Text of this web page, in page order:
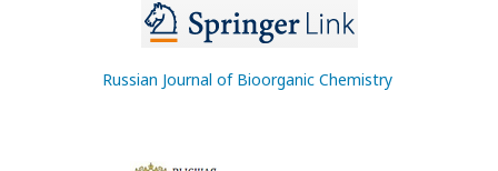
Russian Journal of Bioorganic Chemistry